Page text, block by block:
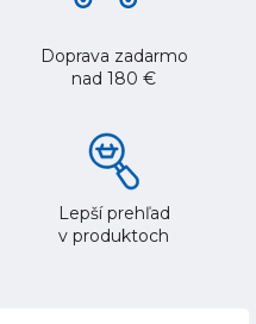
Doprava zadarmo
nad 180 €
Lepší prehľad
v produktoch